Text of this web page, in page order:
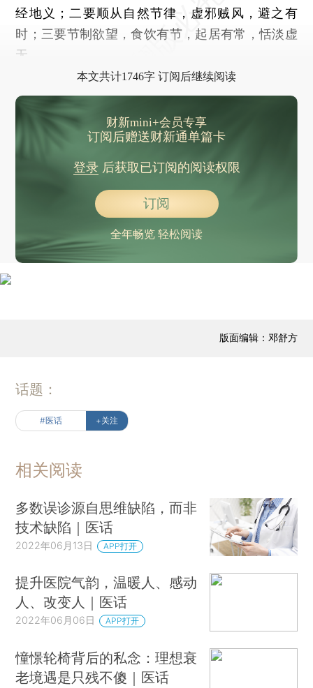
经地义；二要顺从自然节律，虚邪贼风，避之有
时；三要节制欲望，食饮有节，起居有常，恬淡虚
无。
本文共计1746字 订阅后继续阅读
财新mini+会员专享
订阅后赠送财新通单篇卡
登录后获取已订阅的阅读权限
订阅
全年畅览 轻松阅读
版面编辑：邓舒方
话题：
#医话 +关注
相关阅读
多数误诊源自思维缺陷，而非
技术缺陷｜医话
2022年06月13日 APP打开
提升医院气韵，温暖人、感动
人、改变人｜医话
2022年06月06日 APP打开
憧憬轮椅背后的私念：理想衰
老境遇是只残不傻｜医话